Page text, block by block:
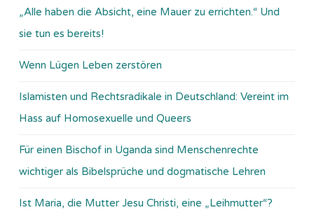
„Alle haben die Absicht, eine Mauer zu errichten.“ Und
sie tun es bereits!
Wenn Lügen Leben zerstören
Islamisten und Rechtsradikale in Deutschland: Vereint im
Hass auf Homosexuelle und Queers
Für einen Bischof in Uganda sind Menschenrechte
wichtiger als Bibelsprüche und dogmatische Lehren
Ist Maria, die Mutter Jesu Christi, eine „Leihmutter“?